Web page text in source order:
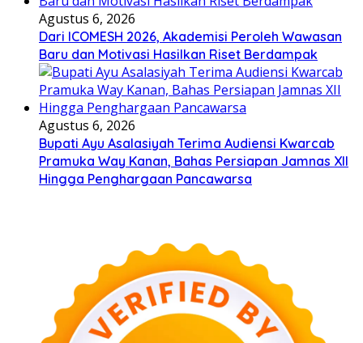
Agustus 6, 2026
Dari ICOMESH 2026, Akademisi Peroleh Wawasan
Baru dan Motivasi Hasilkan Riset Berdampak
Agustus 6, 2026
Bupati Ayu Asalasiyah Terima Audiensi Kwarcab
Pramuka Way Kanan, Bahas Persiapan Jamnas XII
Hingga Penghargaan Pancawarsa